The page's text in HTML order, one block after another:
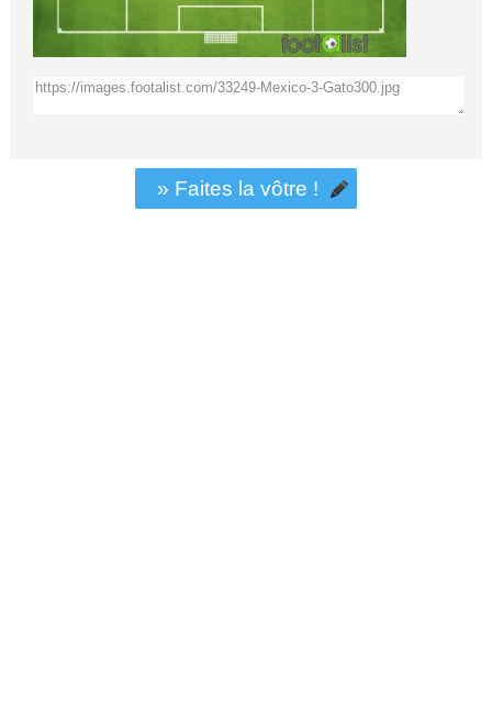
» Faites la vôtre !